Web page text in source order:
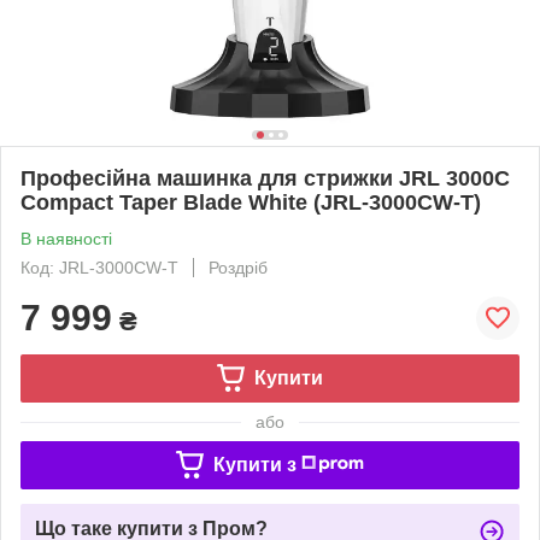
Професійна машинка для стрижки JRL 3000C
Compact Taper Blade White (JRL-3000CW-T)
В наявності
Код: JRL-3000CW-T
Роздріб
7 999 ₴
Купити
або
Купити з
Що таке купити з Пром?